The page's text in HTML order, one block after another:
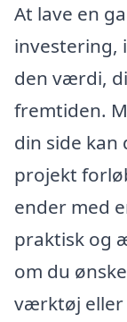
At lave en
investering,
den værdi,
fremtiden.
din side
projekt
ender med
praktisk og
om du
værktøj eller